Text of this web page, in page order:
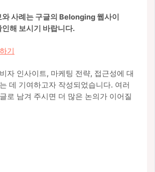
와 사례는 구글의 Belonging 웹사이
인해 보시기 바랍니다.
기
자 인사이트, 마케팅 전략, 접근성에 대
데 기여하고자 작성되었습니다. 여러
로 남겨 주시면 더 많은 논의가 이어질